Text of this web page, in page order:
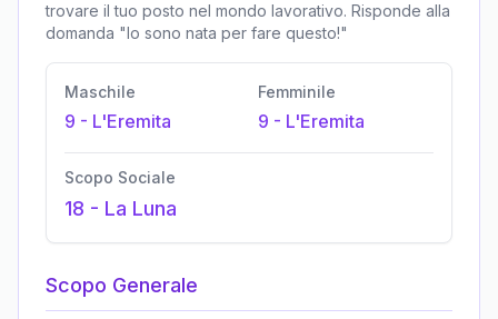
trovare il tuo posto nel mondo lavorativo. Risponde alla
domanda "Io sono nata per fare questo!"
Maschile
9 - L'Eremita
Femminile
9 - L'Eremita
Scopo Sociale
18 - La Luna
Scopo Generale